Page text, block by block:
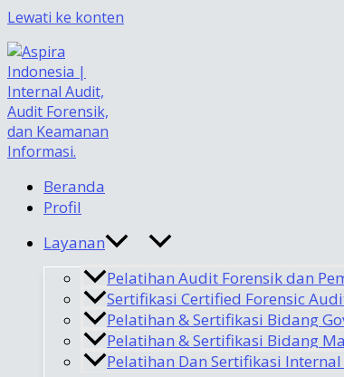
Lewati ke konten
Beranda
Profil
Layanan
Pelatihan Audit Forensik dan
Sertifikasi Certified Forensic
Pelatihan & Sertifikasi Bidang
Pelatihan & Sertifikasi Bidang
Pelatihan Dan Sertifikasi